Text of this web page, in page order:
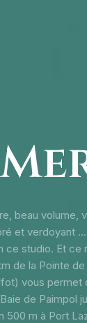
beau volume,
et verdoyant
ce studio. Et ce
de la Pointe
vous permet
de Paimpol
500 m à Port